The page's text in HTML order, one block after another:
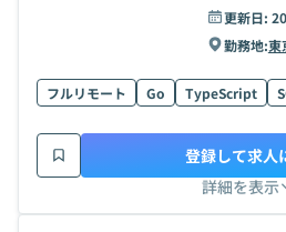
更新日:
勤務地:東
フルリモート Go TypeScript
詳細を表示
登録して求人